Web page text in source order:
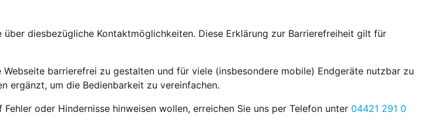
diesbezügliche Kontaktmöglichkeiten. Diese Erklärung zur Barrierefreiheit gilt für
barrierefrei zu gestalten und für viele (insbesondere mobile) Endgeräte nutzbar zu
ergänzt, um die Bedienbarkeit zu vereinfachen.
oder Hindernisse hinweisen wollen, erreichen Sie uns per Telefon unter 04421 291 0